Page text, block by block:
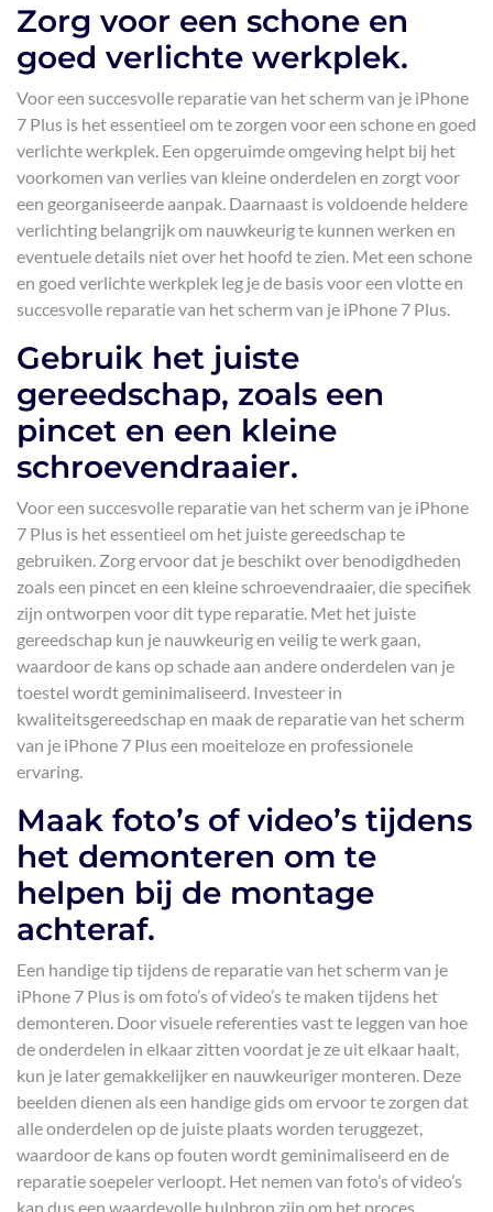
Zorg voor een schone en
goed verlichte werkplek.
Voor een succesvolle reparatie van het scherm van je iPhone
7 Plus is het essentieel om te zorgen voor een schone en goed
verlichte werkplek. Een opgeruimde omgeving helpt bij het
voorkomen van verlies van kleine onderdelen en zorgt voor
een georganiseerde aanpak. Daarnaast is voldoende heldere
verlichting belangrijk om nauwkeurig te kunnen werken en
eventuele details niet over het hoofd te zien. Met een schone
en goed verlichte werkplek leg je de basis voor een vlotte en
succesvolle reparatie van het scherm van je iPhone 7 Plus.
Gebruik het juiste
gereedschap, zoals een
pincet en een kleine
schroevendraaier.
Voor een succesvolle reparatie van het scherm van je iPhone
7 Plus is het essentieel om het juiste gereedschap te
gebruiken. Zorg ervoor dat je beschikt over benodigdheden
zoals een pincet en een kleine schroevendraaier, die specifiek
zijn ontworpen voor dit type reparatie. Met het juiste
gereedschap kun je nauwkeurig en veilig te werk gaan,
waardoor de kans op schade aan andere onderdelen van je
toestel wordt geminimaliseerd. Investeer in
kwaliteitsgereedschap en maak de reparatie van het scherm
van je iPhone 7 Plus een moeiteloze en professionele
ervaring.
Maak foto’s of video’s tijdens
het demonteren om te
helpen bij de montage
achteraf.
Een handige tip tijdens de reparatie van het scherm van je
iPhone 7 Plus is om foto’s of video’s te maken tijdens het
demonteren. Door visuele referenties vast te leggen van hoe
de onderdelen in elkaar zitten voordat je ze uit elkaar haalt,
kun je later gemakkelijker en nauwkeuriger monteren. Deze
beelden dienen als een handige gids om ervoor te zorgen dat
alle onderdelen op de juiste plaats worden teruggezet,
waardoor de kans op fouten wordt geminimaliseerd en de
reparatie soepeler verloopt. Het nemen van foto’s of video’s
kan dus een waardevolle hulpbron zijn om het proces